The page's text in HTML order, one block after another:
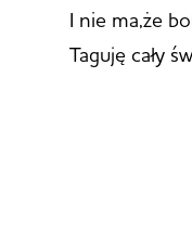
I nie ma,że
Taguję cały